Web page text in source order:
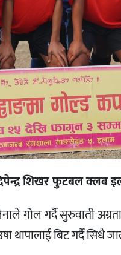
शिखर फुटबल क्लब
गोल गर्दै सुरुवाती
थापालाई बिट गर्दै सिधै